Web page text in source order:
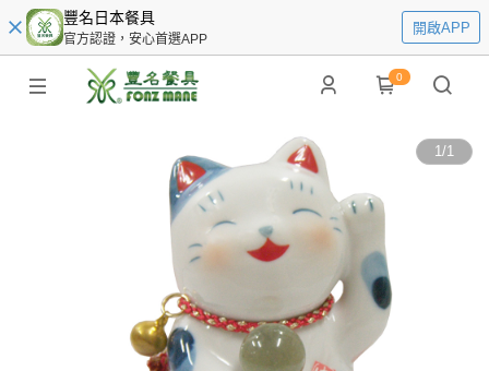
豐名日本餐具
官方認證，安心首選APP
開啟APP
0
1/1